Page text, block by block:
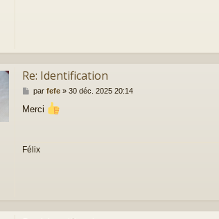
Re: Identification
M
s
e
par fefe» 30 déc. 2025 20:14
Merci
Félix